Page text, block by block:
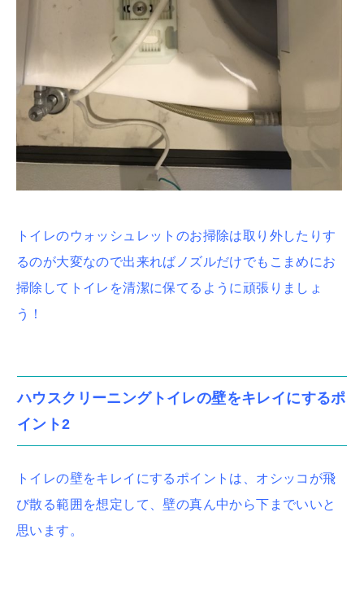
トイレのウォッシュレットのお掃除は取り外したりす
るのが大変なので出来ればノズルだけでもこまめにお
掃除してトイレを清潔に保てるように頑張りましょ
う！
ハウスクリーニングトイレの壁をキレイにするポ
イント2
トイレの壁をキレイにするポイントは、オシッコが飛
び散る範囲を想定して、壁の真ん中から下までいいと
思います。